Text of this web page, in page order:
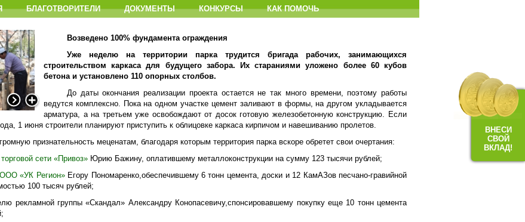
БЛАГОТВОРИТЕЛИ ДОКУМЕНТЫ КОНКУРСЫ КАК ПОМОЧЬ
ВНЕСИ
СВОЙ
ВКЛАД!
Возведено 100% фундамента ограждения
Уже неделю на территории парка трудится бригада рабочих, занимающихся
строительством каркаса для будущего забора. Их стараниями уложено более 60 кубов
бетона и установлено 110 опорных столбов.
До даты окончания реализации проекта остается не так много времени, поэтому работы
ведутся комплексно. Пока на одном участке цемент заливают в формы, на другом укладывается
арматура, а на третьем уже освобождают от досок готовую железобетонную конструкцию. Если
1 июня строители планируют приступить к облицовке каркаса кирпичом и навешиванию пролетов.
признательность меценатам, благодаря которым территория парка вскоре обретет свои очертания:
торговой сети «Привоз» Юрию Бажину, оплатившему металлоконструкции на сумму 123 тысячи рублей;
ООО «УК Регион»Егору Пономаренко,обеспечившему 6 тонн цемента, доски и 12 КамАЗов песчано-гравийной
100 тысяч рублей;
рекламной группы «Скандал» Александру Конопасевичу,спонсировавшему покупку еще 10 тонн цемента